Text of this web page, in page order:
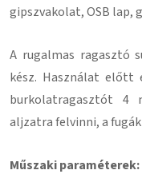
gipszvakolat, OSB lap,
A rugalmas ragasztó
kész. Használat előtt
burkolatragasztót 4
aljzatra felvinni, a
Műszaki paraméterek: